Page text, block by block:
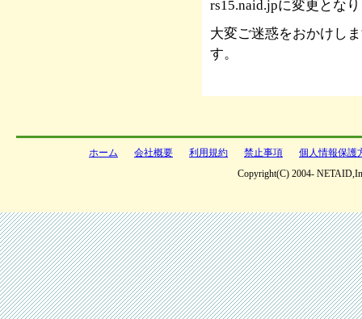
rs15.naid.jpに変更とな
大変ご迷惑をおかけし
す。
ホーム 会社概要 利用規約 禁止事項
個人情報保護
Copyright(C) 2004-